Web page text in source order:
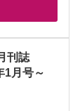
刊誌
1月号～